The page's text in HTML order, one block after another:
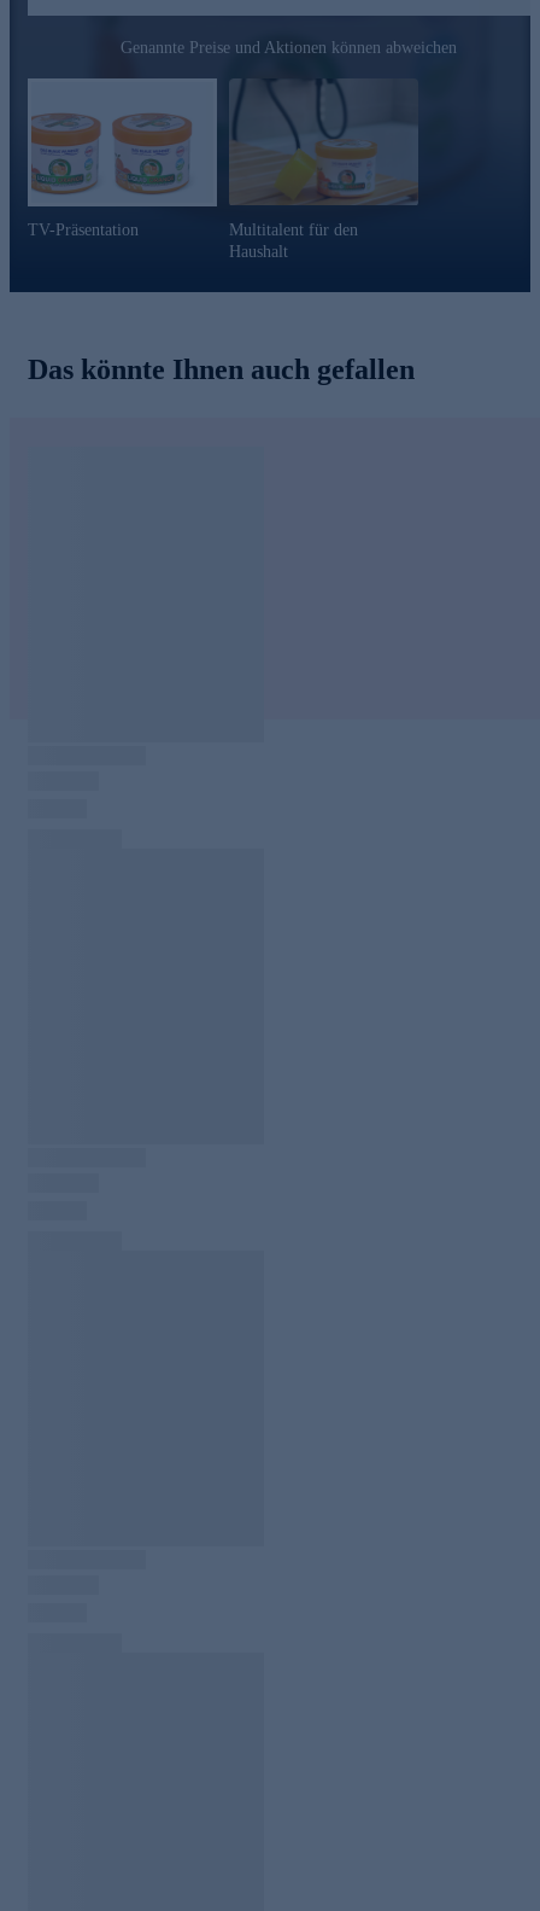
Ein cleverer Profi für den Haushalt - gleich online
Genannte Preise und Aktionen können abweichen
TV-Präsentation
Multitalent für den
Haushalt
Das könnte Ihnen auch gefallen